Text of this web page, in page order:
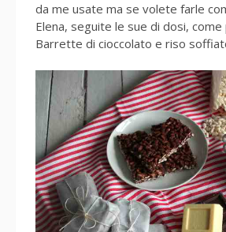
da me usate ma se volete farle
Elena, seguite le sue di dosi,
Barrette di cioccolato e riso